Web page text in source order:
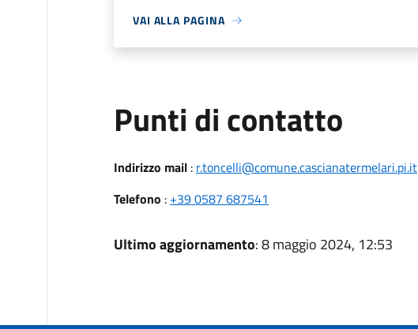
VAI ALLA PAGINA
Punti di contatto
Indirizzo mail: r.toncelli@comune.cascianatermelari.pi.it
Telefono : +39 0587 687541
Ultimo aggiornamento: 8 maggio 2024, 12:53